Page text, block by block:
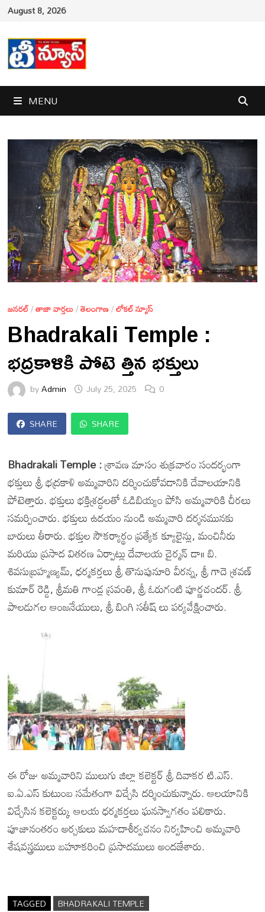
Skip
content
August 8, 2026
MENU
జనరల్/తాజా వార్తలు/తెలంగాణ/లోకల్ న్యూస్
Bhadrakali Temple :
భద్రకాళికి పోటె త్తిన భక్తులు
byAdmin July 25, 2025 0
SHARE SHARE
Bhadrakali Temple :శ్రావణ మాసం శుక్రవారం సందర్భంగా
భక్తులు శ్రీ భద్రకాళి అమ్మవారిని దర్శించుకోవడానికి దేవాలయానికి
పోటెత్తారు. భక్తులు భక్తిశ్రద్ధలతో ఓడిబియ్యం పోసి అమ్మవారికి చీరలు
సమర్పించారు. భక్తులు ఉదయం నుండి అమ్మవారి దర్శనమునకు
బారులు తీరారు. భక్తుల సౌకర్యార్థం ప్రత్యేక క్యూలైన్లు, మంచినీరు
మరియు ప్రసాద వితరణ ఏర్పాట్లు దేవాలయ చైర్మన్ డా॥ బి.
శివసుబ్రహ్మణ్యమ్, ధర్మకర్తలు శ్రీ తొనుపునూరి వీరన్న, శ్రీ గాదె శ్రవణ్
కుమార్ రెడ్డి, శ్రీమతి గాండ్ల స్రవంతి, శ్రీ ఓరుగంటి పూర్ణచందర్. శ్రీ
పాలడుగల ఆంజనేయులు, శ్రీ బింగి సతీష్ లు పర్యవేక్షించారు.
ఈ రోజు అమ్మవారిని ములుగు జిల్లా కలెక్టర్ శ్రీ దివాకర టి.ఎస్.
ఐ.ఏ.ఎస్ కుటుంబ సమేతంగా విచ్చేసి దర్శించుకున్నారు. ఆలయానికి
విచ్చేసిన కలెక్టర్కు ఆలయ ధర్మకర్తలు ఘనస్వాగతం పలికారు.
పూజానంతరం అర్చకులు మహదాశీర్వచనం నిర్వహించి అమ్మవారి
శేషవస్త్రములు బహూకరించి ప్రసాదములు అందజేశారు.
TAGGED BHADRAKALI TEMPLE